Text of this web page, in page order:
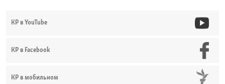
КР в YouTube
КР в Facebook
КР в мобильном